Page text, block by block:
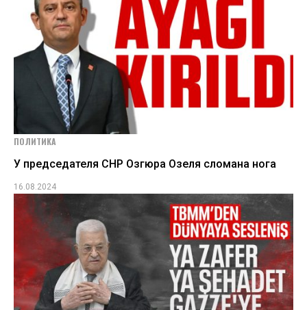
ПОЛИТИКА
У председателя СНР Озгюра Озеля сломана нога
16.08.2024